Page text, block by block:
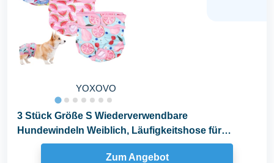
YOXOVO
3 Stück Größe S Wiederverwendbare
Hundewindeln Weiblich, Läufigkeitshose für
Hündinnen für...
Zum Angebot